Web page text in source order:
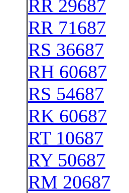
RR 29687
RR 71687
RS 36687
RH 60687
RS 54687
RK 60687
RT 10687
RY 50687
RM 20687